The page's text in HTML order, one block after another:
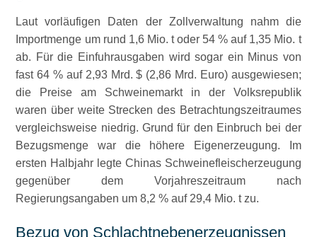
Laut vorläufigen Daten der Zollverwaltung nahm die
Importmenge um rund 1,6 Mio. t oder 54 % auf 1,35 Mio. t
ab. Für die Einfuhrausgaben wird sogar ein Minus von
fast 64 % auf 2,93 Mrd. $ (2,86 Mrd. Euro) ausgewiesen;
die Preise am Schweinemarkt in der Volksrepublik
waren über weite Strecken des Betrachtungszeitraumes
vergleichsweise niedrig. Grund für den Einbruch bei der
Bezugsmenge war die höhere Eigenerzeugung. Im
ersten Halbjahr legte Chinas Schweinefleischerzeugung
gegenüber dem Vorjahreszeitraum nach
Regierungsangaben um 8,2 % auf 29,4 Mio. t zu.
Bezug von Schlachtnebenerzeugnissen